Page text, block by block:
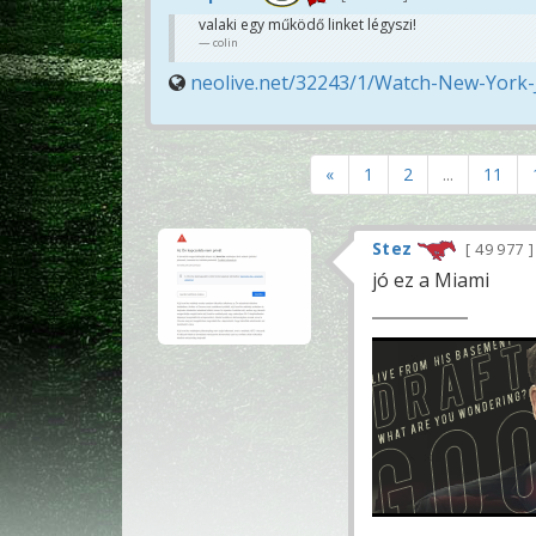
valaki egy működő linket légyszi!
colin
neolive.net/32243/1/Watch-New-
« 1 2 ... 11
Stez 49 977
jó ez a Miami